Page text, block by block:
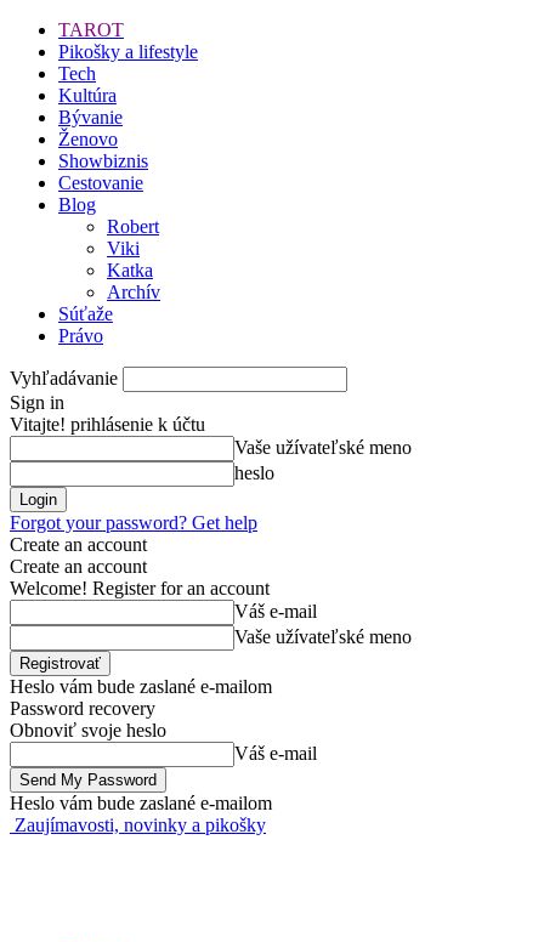
TAROT
Pikošky a lifestyle
Tech
Kultúra
Bývanie
Ženovo
Showbiznis
Cestovanie
Blog
Robert
Viki
Katka
Archív
Súťaže
Právo
Vyhľadávanie
Sign in
Vitajte! prihlásenie k účtu
Vaše užívateľské meno
heslo
Forgot your password? Get help
Create an account
Create an account
Welcome! Register for an account
Váš e-mail
Vaše užívateľské meno
Heslo vám bude zaslané e-mailom
Password recovery
Obnoviť svoje heslo
Váš e-mail
Heslo vám bude zaslané e-mailom
Zaujímavosti, novinky a pikošky